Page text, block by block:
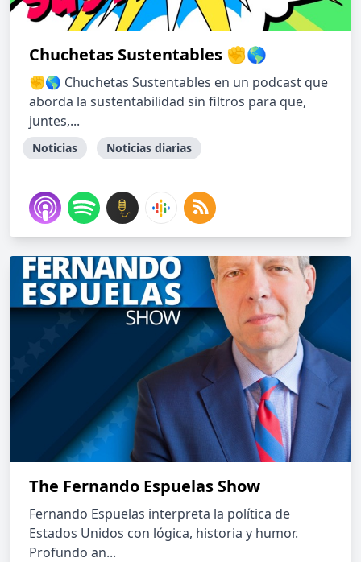
Chuchetas Sustentables ✊🌎
✊🌎 Chuchetas Sustentables en un podcast que
aborda la sustentabilidad sin filtros para que,
juntes,...
Noticias Noticias diarias
The Fernando Espuelas Show
Fernando Espuelas interpreta la política de
Estados Unidos con lógica, historia y humor.
Profundo an...